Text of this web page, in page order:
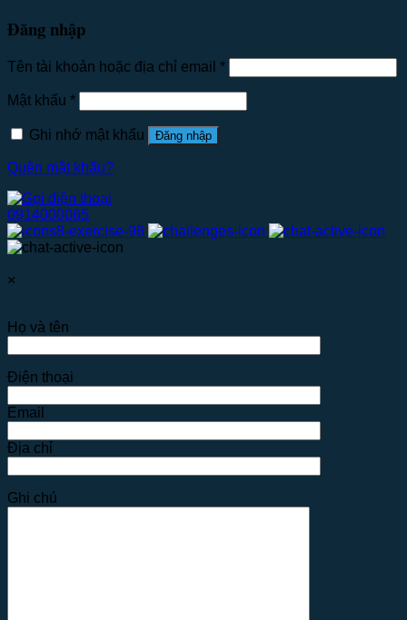
Đăng nhập
Tên tài khoản hoặc địa chỉ email *
Mật khẩu *
Ghi nhớ mật khẩu Đăng nhập
Quên mật khẩu?
0914000065
×
Họ và tên
Điện thoại
Email
Địa chỉ
Ghi chú